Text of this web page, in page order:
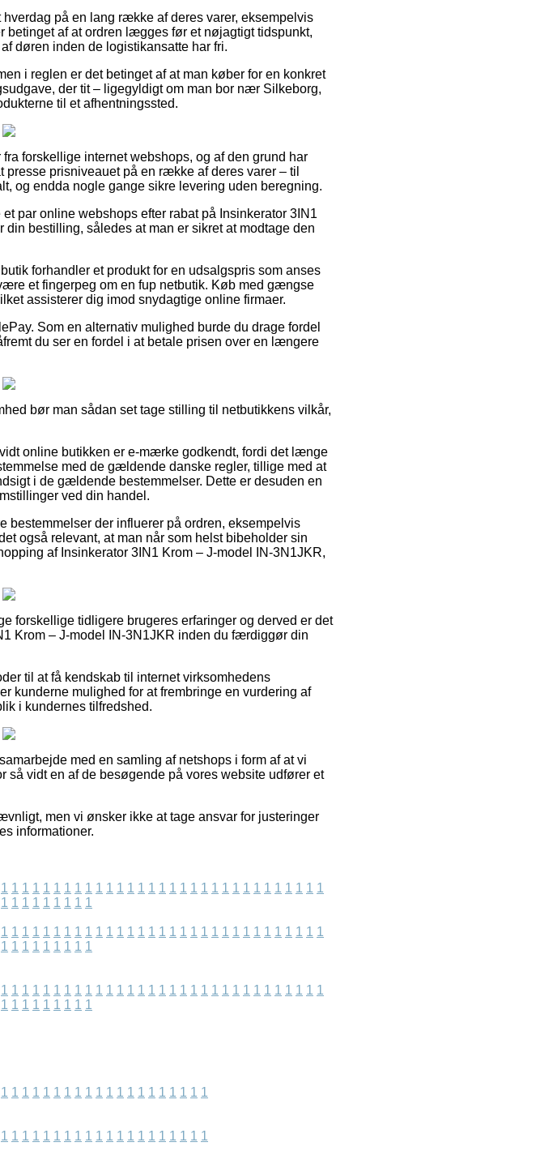
på en lang række af deres varer, eksempelvis
betinget af at ordren lægges før et nøjagtigt tidspunkt,
døren inden de logistikansatte har fri.
i reglen er det betinget af at man køber for en konkret
der tit – ligegyldigt om man bor nær Silkeborg,
til et afhentningssted.
forskellige internet webshops, og af den grund har
presse prisniveauet på en række af deres varer – til
og endda nogle gange sikre levering uden beregning.
par online webshops efter rabat på Insinkerator 3IN1
bestilling, således at man er sikret at modtage den
forhandler et produkt for en udsalgspris som anses
et fingerpeg om en fup netbutik. Køb med gængse
assisterer dig imod snydagtige online firmaer.
Som en alternativ mulighed burde du drage fordel
du ser en fordel i at betale prisen over en længere
bør man sådan set tage stilling til netbutikkens vilkår,
online butikken er e-mærke godkendt, fordi det længe
med de gældende danske regler, tillige med at
i de gældende bestemmelser. Dette er desuden en
ved din handel.
der influerer på ordren, eksempelvis
også relevant, at man når som helst bibeholder sin
af Insinkerator 3IN1 Krom – J-model IN-3N1JKR,
forskellige tidligere brugeres erfaringer og derved er det
Krom – J-model IN-3N1JKR inden du færdiggør din
til at få kendskab til internet virksomhedens
kunderne mulighed for at frembringe en vurdering af
i kundernes tilfredshed.
med en samling af netshops i form af at vi
så vidt en af de besøgende på vores website udfører et
men vi ønsker ikke at tage ansvar for justeringer
informationer.
1 1 1 1 1 1 1 1 1 1 1 1 1 1 1 1 1 1 1 1 1 1 1 1 1 1 1 1 1 1 1
1 1 1 1 1 1 1 1 1
1 1 1 1 1 1 1 1 1 1 1 1 1 1 1 1 1 1 1 1 1 1 1 1 1 1 1 1 1 1 1
1 1 1 1 1 1 1 1 1
1 1 1 1 1 1 1 1 1 1 1 1 1 1 1 1 1 1 1 1 1 1 1 1 1 1 1 1 1 1 1
1 1 1 1 1 1 1 1 1
1 1 1 1 1 1 1 1 1 1 1 1 1 1 1 1 1 1 1 1
1 1 1 1 1 1 1 1 1 1 1 1 1 1 1 1 1 1 1 1